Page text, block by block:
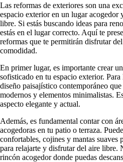
Las reformas de exteriores son una
espacio exterior en un lugar acogedor
libre. Si estás buscando ideas para
estás en el lugar correcto. Aquí te
reformas que te permitirán disfrutar
comodidad.
En primer lugar, es importante crear
sofisticado en tu espacio exterior.
diseño paisajístico contemporáneo
modernos y elementos minimalistas.
aspecto elegante y actual.
Además, es fundamental contar con
acogedoras en tu patio o terraza.
confortables, cojines y mantas suaves
para relajarte y disfrutar del aire libre.
rincón acogedor donde puedas